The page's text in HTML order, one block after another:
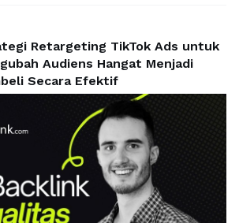
Retargeting TikTok Ads untuk
Audiens Hangat Menjadi
Secara Efektif